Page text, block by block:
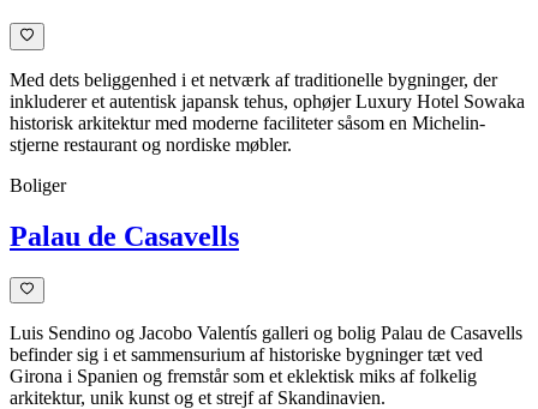
Med dets beliggenhed i et netværk af traditionelle bygninger, der
inkluderer et autentisk japansk tehus, ophøjer Luxury Hotel Sowaka
historisk arkitektur med moderne faciliteter såsom en Michelin-
stjerne restaurant og nordiske møbler.
Boliger
Palau de Casavells
Luis Sendino og Jacobo Valentís galleri og bolig Palau de Casavells
befinder sig i et sammensurium af historiske bygninger tæt ved
Girona i Spanien og fremstår som et eklektisk miks af folkelig
arkitektur, unik kunst og et strejf af Skandinavien.